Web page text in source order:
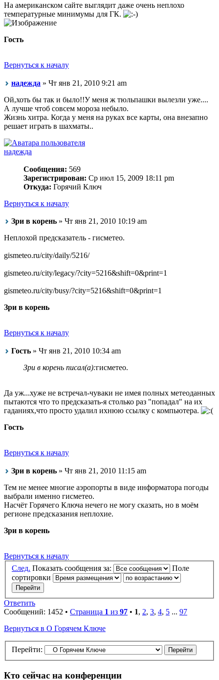
На американском сайте выглядит даже очень неплохо
температурные минимумы для ГК.
Гость
Вернуться к началу
надежда » Чт янв 21, 2010 9:21 am
Ой,хоть бы так и было!!У меня ж тюльпашки вылезли уже....
А лучше чтоб совсем мороза небыло.
Жизнь хитра. Когда у меня на руках все карты, она внезапно
решает играть в шахматы..
надежда
Сообщения: 569
Зарегистрирован: Ср июл 15, 2009 18:11 pm
Откуда: Горячий Ключ
Вернуться к началу
Зри в корень » Чт янв 21, 2010 10:19 am
Неплохой предсказатель - гисметео.
gismeteo.ru/city/daily/5216/
gismeteo.ru/city/legacy/?city=5216&shift=0&print=1
gismeteo.ru/city/busy/?city=5216&shift=0&print=1
Зри в корень
Вернуться к началу
Гость » Чт янв 21, 2010 10:34 am
Зри в корень писал(а):гисметео.
Да уж...хуже не встречал-чуваки не имея полных метеоданных
пытаются что то предсказать-я столько раз "попадал" на их
гаданиях,что просто удалил ихнюю ссылку с компьютера.
Гость
Вернуться к началу
Зри в корень » Чт янв 21, 2010 11:15 am
Тем не менее многие аэропорты в виде информатора погоды
выбрали именно гисметео.
Насчёт Горячего Ключа нечего не могу сказать, но в моём
регионе предсказания неплохие.
Зри в корень
Вернуться к началу
След. Показать сообщения за:
Поле
сортировки
Ответить
Сообщений: 1452 • Страница 1 из 97 • 1, 2, 3, 4, 5 ... 97
Вернуться в О Горячем Ключе
Перейти:
Кто сейчас на конференции